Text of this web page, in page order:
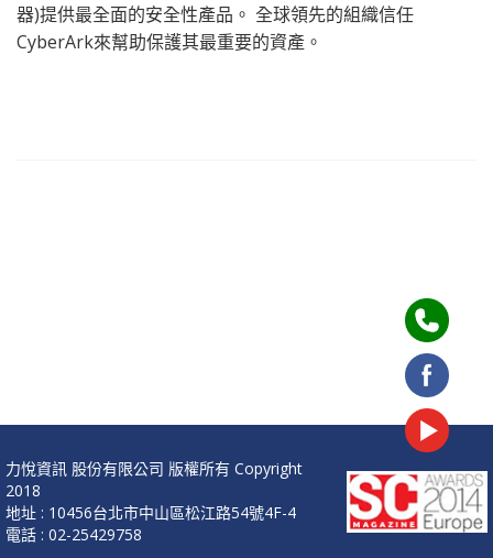
器)提供最全面的安全性產品。 全球領先的組織信任
CyberArk來幫助保護其最重要的資產。
力悅資訊 股份有限公司 版權所有 Copyright
2018
地址 : 10456台北市中山區松江路54號4F-4
電話 : 02-25429758